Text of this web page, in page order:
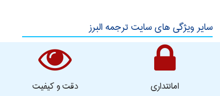
سایر ویژگی های سایت ترجمه البرز
امانتداری دقت و کیفیت